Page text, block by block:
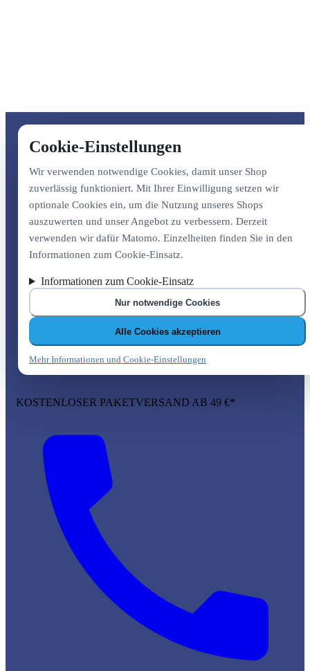
Cookie-Einstellungen
Wir verwenden notwendige Cookies, damit unser Shop
zuverlässig funktioniert. Mit Ihrer Einwilligung setzen wir
optionale Cookies ein, um die Nutzung unseres Shops
auszuwerten und unser Angebot zu verbessern. Derzeit
verwenden wir dafür Matomo. Einzelheiten finden Sie in den
Informationen zum Cookie-Einsatz.
Informationen zum Cookie-Einsatz
Nur notwendige Cookies
Alle Cookies akzeptieren
Mehr Informationen und Cookie-Einstellungen
KOSTENLOSER PAKETVERSAND AB 49 €*